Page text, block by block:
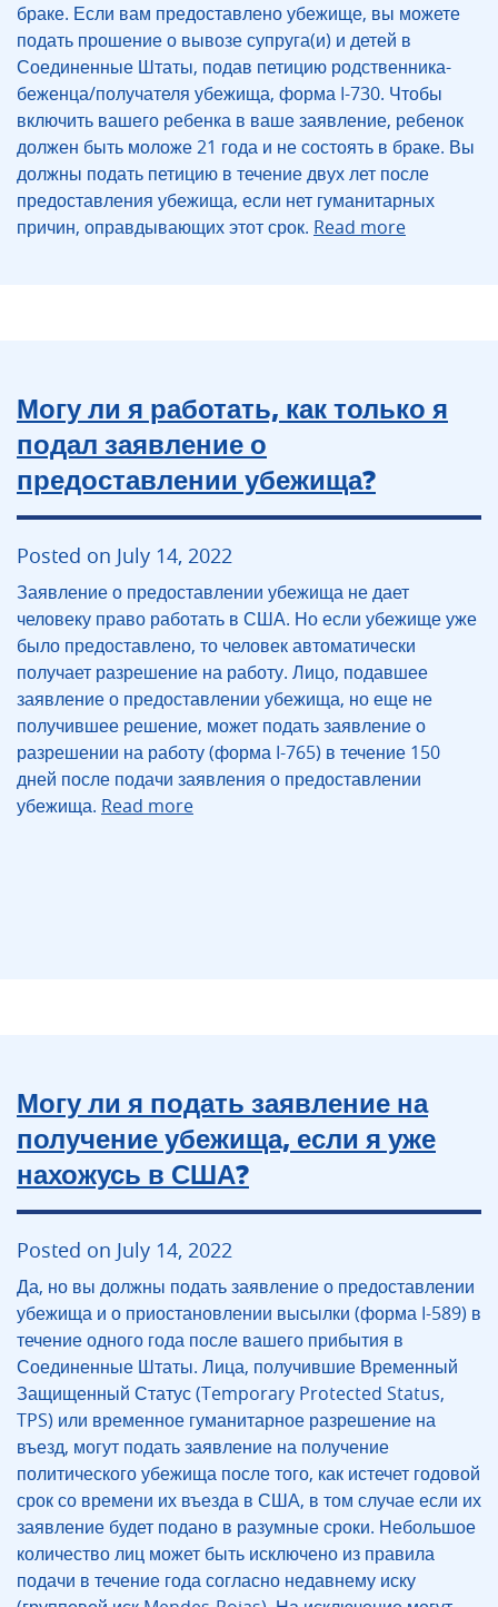
браке. Если вам предоставлено убежище, вы можете
подать прошение о вывозе супруга(и) и детей в
Соединенные Штаты, подав петицию родственника-
беженца/получателя убежища, форма I-730. Чтобы
включить вашего ребенка в ваше заявление, ребенок
должен быть моложе 21 года и не состоять в браке. Вы
должны подать петицию в течение двух лет после
предоставления убежища, если нет гуманитарных
причин, оправдывающих этот срок. Read more
Могу ли я работать, как только я
подал заявление о
предоставлении убежища?
Posted on July 14, 2022
Заявление о предоставлении убежища не дает
человеку право работать в США. Но если убежище уже
было предоставлено, то человек автоматически
получает разрешение на работу. Лицо, подавшее
заявление о предоставлении убежища, но еще не
получившее решение, может подать заявление о
разрешении на работу (форма I-765) в течение 150
дней после подачи заявления о предоставлении
убежища. Read more
Могу ли я подать заявление на
получение убежища, если я уже
нахожусь в США?
Posted on July 14, 2022
Да, но вы должны подать заявление о предоставлении
убежища и о приостановлении высылки (форма I-589) в
течение одного года после вашего прибытия в
Соединенные Штаты. Лица, получившие Временный
Защищенный Статус (Temporary Protected Status,
TPS) или временное гуманитарное разрешение на
въезд, могут подать заявление на получение
политического убежища после того, как истечет годовой
срок со времени их въезда в США, в том случае если их
заявление будет подано в разумные сроки. Небольшое
количество лиц может быть исключено из правила
подачи в течение года согласно недавнему иску